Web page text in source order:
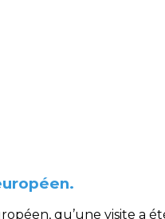
qu’une visite a